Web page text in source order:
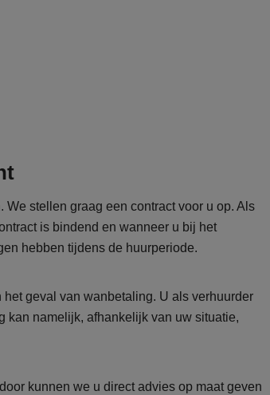
stellen graag een contract voor u op. Als
is bindend en wanneer u bij het
hebben tijdens de huurperiode.
geval van wanbetaling. U als verhuurder
kan namelijk, afhankelijk van uw situatie,
kunnen we u direct advies op maat geven